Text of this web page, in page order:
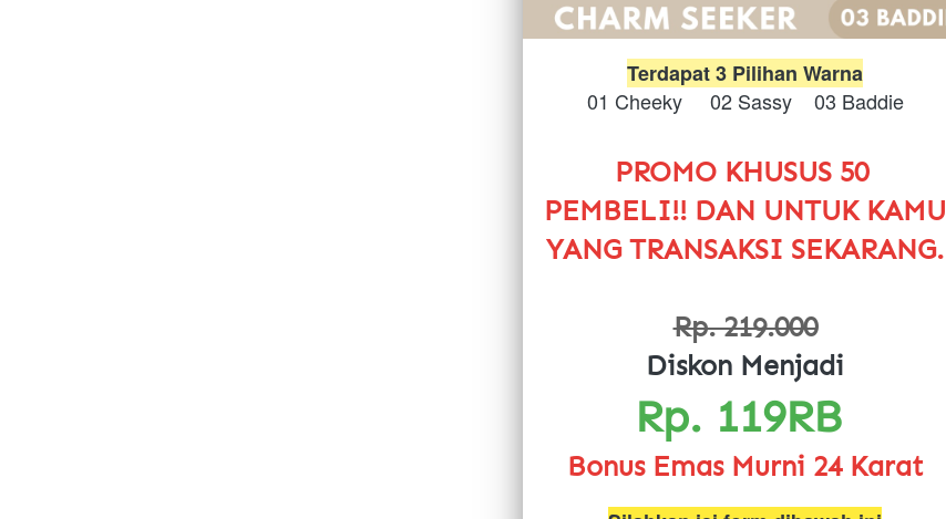
Terdapat 3 Pilihan Warna
01 Cheeky     02 Sassy    03 Baddie
PROMO KHUSUS 50
PEMBELI!! DAN UNTUK KAMU
YANG TRANSAKSI SEKARANG.
Rp. 219.000
Diskon Menjadi
Rp. 119RB
Bonus Emas Murni 24 Karat